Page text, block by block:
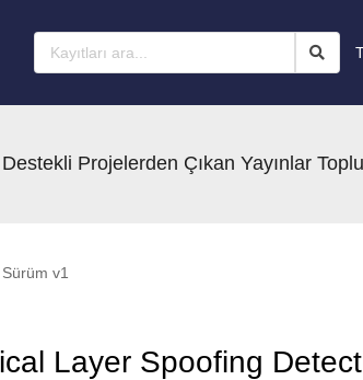
Projelerden Çıkan Yayınlar
Sürüm v1
Layer Spoofing